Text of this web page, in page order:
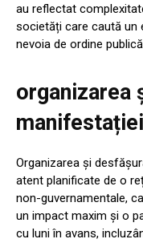
au reflectat
societăți care caută un
nevoia de ordine
organizarea
manifestației
Organizarea și
atent planificate de o
non-guvernamentale,
un impact maxim și o
cu luni în avans,